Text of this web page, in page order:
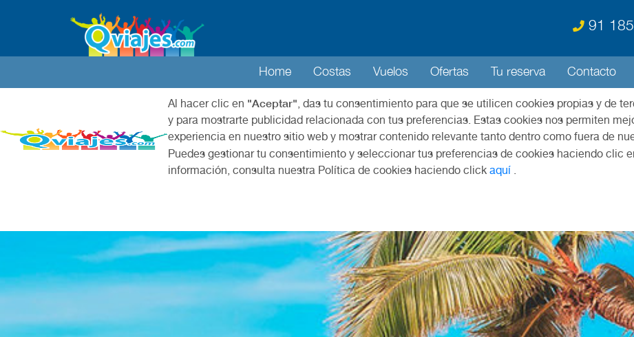
91
Home Costas Vuelos Ofertas Tu reserva Contacto
Al hacer clic en "Aceptar", das tu consentimiento para que se utilicen cookies propias y de
y para mostrarte publicidad relacionada con tus preferencias. Estas cookies nos permiten
experiencia en nuestro sitio web y mostrar contenido relevante tanto dentro como fuera de
Puedes gestionar tu consentimiento y seleccionar tus preferencias de cookies haciendo clic
información, consulta nuestra Política de cookies haciendo click aquí .